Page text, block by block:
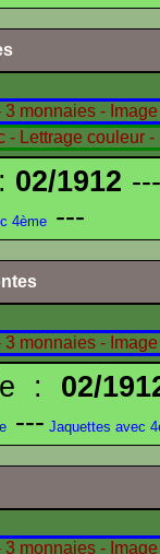
02/1912
4ème ---
: 02/
--- Jaquettes avec